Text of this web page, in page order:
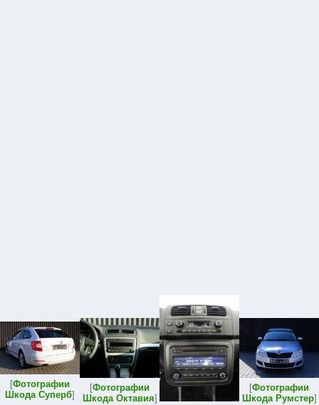
[Фотографии
Шкода Суперб]
[Фотографии
Шкода Октавия]
[Фотографии
Шкода Румстер]